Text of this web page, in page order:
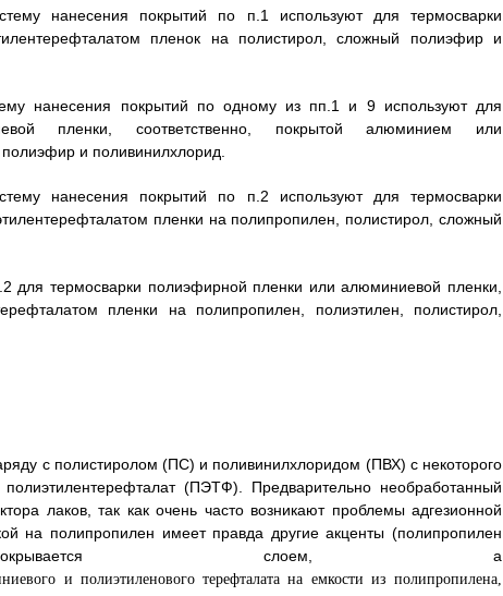
нанесения покрытий по п.1 используют для термосварки
пленок на полистирол, сложный полиэфир и
нанесения покрытий по одному из пп.1 и 9 используют для
пленки, соответственно, покрытой алюминием или
и поливинилхлорид.
нанесения покрытий по п.2 используют для термосварки
пленки на полипропилен, полистирол, сложный
для термосварки полиэфирной пленки или алюминиевой пленки,
пленки на полипропилен, полиэтилен, полистирол,
с полистиролом (ПС) и поливинилхлоридом (ПВХ) с некоторого
(ПЭТФ). Предварительно необработанный
лаков, так как очень часто возникают проблемы адгезионной
на полипропилен имеет правда другие акценты (полипропилен
слоем, а